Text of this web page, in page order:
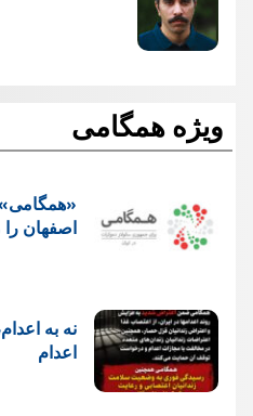
ویژه همگامی
اصفهان
نه به
اعدام